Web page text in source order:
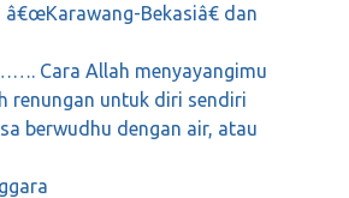
dari Emha Ainun Najib
Bekasiâ€ dan
Cara Allah menyayangimu
renungan untuk diri sendiri
berwudhu dengan air, atau